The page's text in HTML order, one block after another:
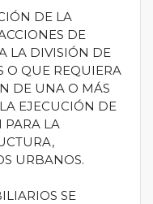
DE LA
DE
LA DIVISIÓN DE
O QUE REQUIERA
DE UNA O MÁS
EJECUCIÓN DE
PARA LA
URBANOS.
SE